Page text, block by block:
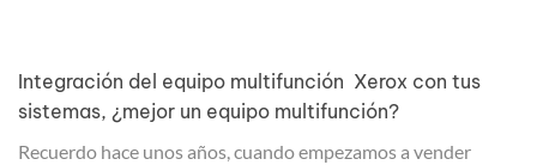
Integración del equipo multifunción Xerox con tus
sistemas, ¿mejor un equipo multifunción?
Recuerdo hace unos años, cuando empezamos a vender